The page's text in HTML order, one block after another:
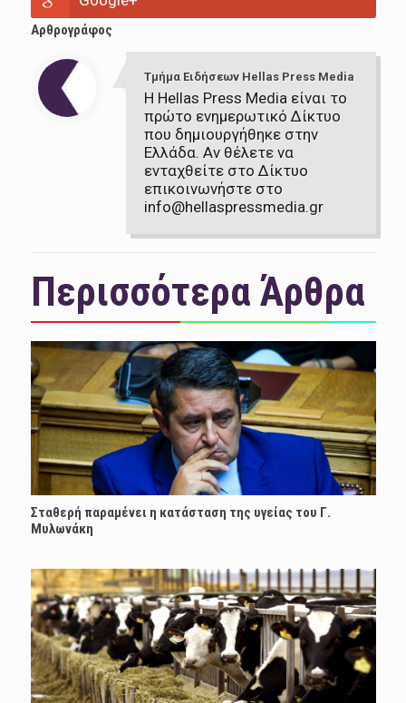
Αρθρογράφος
Τμήμα Ειδήσεων Hellas Press Media
Η Hellas Press Media είναι το
πρώτο ενημερωτικό Δίκτυο
που δημιουργήθηκε στην
Ελλάδα. Αν θέλετε να
ενταχθείτε στο Δίκτυο
επικοινωνήστε στο
info@hellaspressmedia.gr
Περισσότερα Άρθρα
Σταθερή παραμένει η κατάσταση της υγείας του Γ.
Μυλωνάκη